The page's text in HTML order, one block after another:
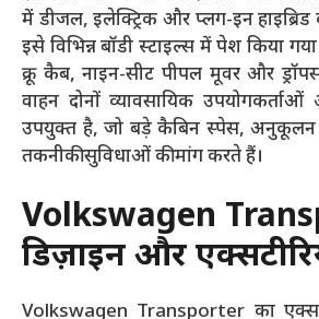
में डीजल, इलेक्ट्रिक और प्लग-इन
इसे विभिन्न बॉडी स्टाइल्स में पेश किया
क्रू कैब, नाइन-सीट पीपल मूवर और
वाहन दोनों व्यावसायिक
उपयुक्त है, जो बड़े कैबिन स्पेस,
तकनीकी सुविधाओं की मांग करते हैं।
Volkswagen
डिज़ाइन और
Volkswagen Transporter का